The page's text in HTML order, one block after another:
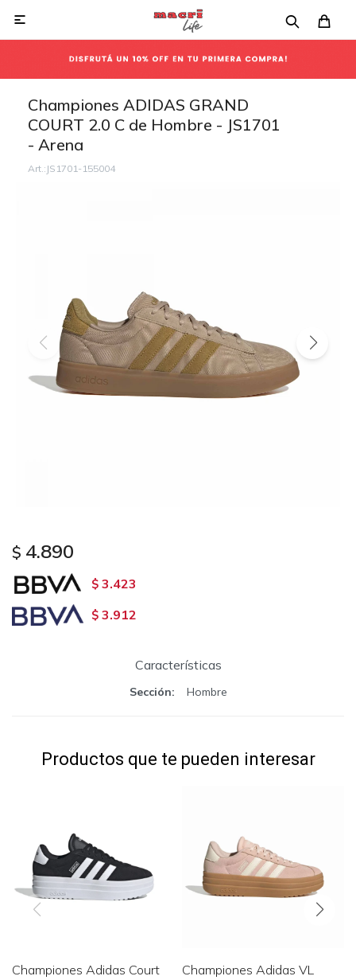

Championes ADIDAS GRAND
COURT 2.0 C de Hombre - JS1701
- Arena
JS1701-155004
$ 4.890
$ 3.423
$ 3.912
Características
Sección Hombre
Productos que te pueden interesar
Championes Adidas Court
Championes Adidas VL